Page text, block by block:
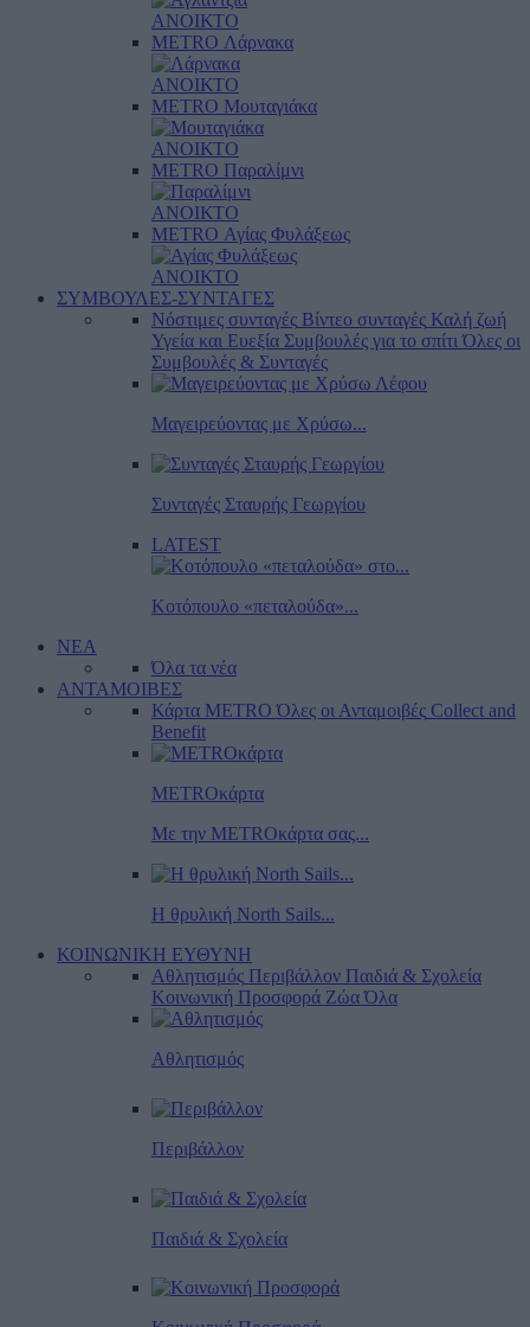
ΑΝΟΙΚΤΟ
METRO Λάρνακα
ΑΝΟΙΚΤΟ
METRO Μουταγιάκα
ΑΝΟΙΚΤΟ
METRO Παραλίμνι
ΑΝΟΙΚΤΟ
METRO Αγίας Φυλάξεως
ΑΝΟΙΚΤΟ
ΣΥΜΒΟΥΛΕΣ-ΣΥΝΤΑΓΕΣ
Νόστιμες συνταγές Βίντεο συνταγές Καλή ζωή
Υγεία και Ευεξία Συμβουλές για το σπίτι Όλες οι
Συμβουλές & Συνταγές
Μαγειρεύοντας με Χρύσω...
Συνταγές Σταυρής Γεωργίου
LATEST
Κοτόπουλο «πεταλούδα»...
ΝΕΑ
Όλα τα νέα
ΑΝΤΑΜΟΙΒΕΣ
Κάρτα METRO Όλες οι Ανταμοιβές Collect and
Benefit
METROκάρτα
Με την METROκάρτα σας...
Η θρυλική North Sails...
ΚΟΙΝΩΝΙΚΗ ΕΥΘΥΝΗ
Αθλητισμός Περιβάλλον Παιδιά & Σχολεία
Κοινωνική Προσφορά Ζώα Όλα
Αθλητισμός
Περιβάλλον
Παιδιά & Σχολεία